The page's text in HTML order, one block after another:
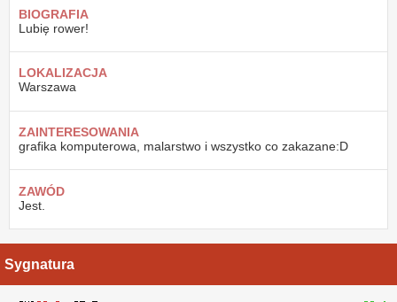
BIOGRAFIA
Lubię rower!
LOKALIZACJA
Warszawa
ZAINTERESOWANIA
grafika komputerowa, malarstwo i wszystko co zakazane:D
ZAWÓD
Jest.
Sygnatura